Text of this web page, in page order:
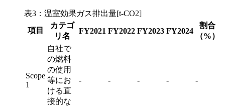
表3：温室効果ガス排出量[t-CO2]
項目
カテゴ
リ名
FY2021 FY2022 FY2023 FY2024
割合
（%）
Scope
1
自社で
の燃料
の使用
等にお
ける直
接的な
- - - - -